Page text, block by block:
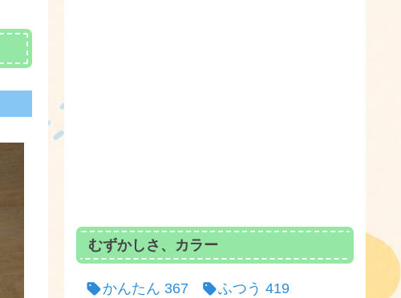
むずかしさ、カラー
かんたん 367 ふつう 419